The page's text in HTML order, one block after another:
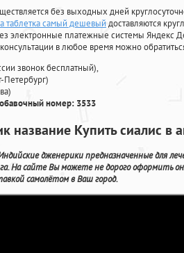
без выходных дней
таблетка самый дешевыйдоставляются
электронные платежные системы Яндекс
в любое время можно
звонок бесплатный),
Петербург)
номер: 3533
название Купить сиалис в
дженерики предназначенные для
На сайте Вы можете не дорого оформить
самолётом в Ваш город.